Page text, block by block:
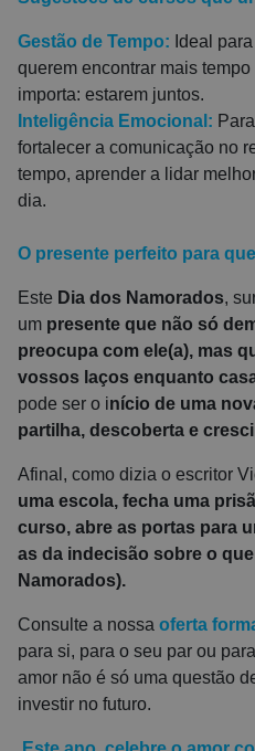
Gestão de Tempo: Ideal
querem encontrar mais
importa: estarem juntos.
Inteligência Emocional : P
fortalecer a comunicação no
tempo, aprender a lidar
dia.
O presente perfeito para
Este Dia dos Namorados,
um presente que não só
preocupa com ele(a), mas
vossos laços enquanto
pode ser o início de uma
partilha, descoberta e
Afinal, como dizia o escritor
uma escola, fecha uma
curso, abre as portas para
as da indecisão sobre o
Namorados).
Consulte a nossa oferta
para si, para o seu par ou
amor não é só uma questão
investir no futuro.